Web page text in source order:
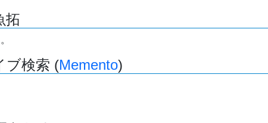
拓
ブ検索 (Memento)